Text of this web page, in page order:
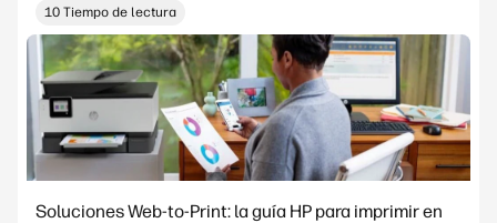
10 Tiempo de lectura
Soluciones Web-to-Print: la guía HP para imprimir en